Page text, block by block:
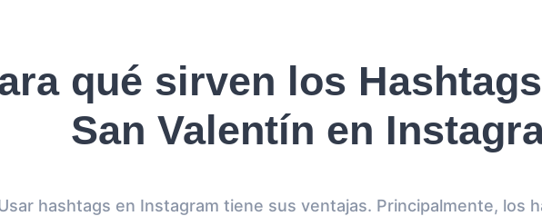
qué sirven los
San Valentín en
hashtags en Instagram tiene sus ventajas. Principalmente, los